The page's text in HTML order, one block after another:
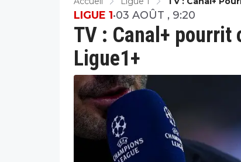
TV : Canal+
Ligue1+
LIGUE 1•03 AOÛT , 9:20